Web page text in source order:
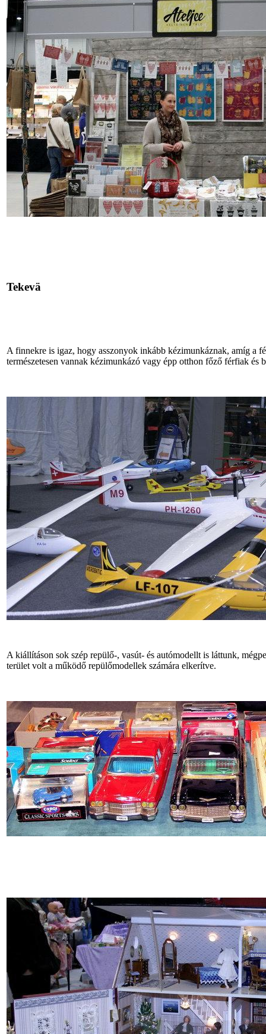
Tekevä
A finnekre is igaz, hogy asszonyok inkább kézimunkáznak, amíg a
természetesen vannak kézimunkázó vagy épp otthon főző férfiak és
A kiállításon sok szép repülő-, vasút- és autómodellt is láttunk,
terület volt a működő repülőmodellek számára elkerítve.